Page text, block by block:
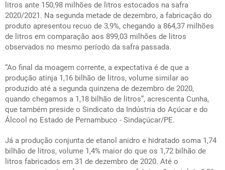
litros ante 150,98 milhões de litros estocados na safra
2020/2021. Na segunda metade de dezembro, a fabricação do
produto apresentou recuo de 3,9%, chegando a 864,37 milhões
de litros em comparação aos 899,03 milhões de litros
observados no mesmo período da safra passada.
“Ao final da moagem corrente, a expectativa é de que a
produção atinja 1,16 bilhão de litros, volume similar ao
produzido até a segunda quinzena de dezembro de 2020,
quando chegamos a 1,18 bilhão de litros”, acrescenta Cunha,
que também preside o Sindicato da Indústria do Açúcar e do
Álcool no Estado de Pernambuco - Sindaçúcar/PE.
Já a produção conjunta de etanol anidro e hidratado soma 1,74
bilhão de litros, volume 1,4% maior do que os 1,72 bilhão de
litros fabricados em 31 de dezembro de 2020. Até o